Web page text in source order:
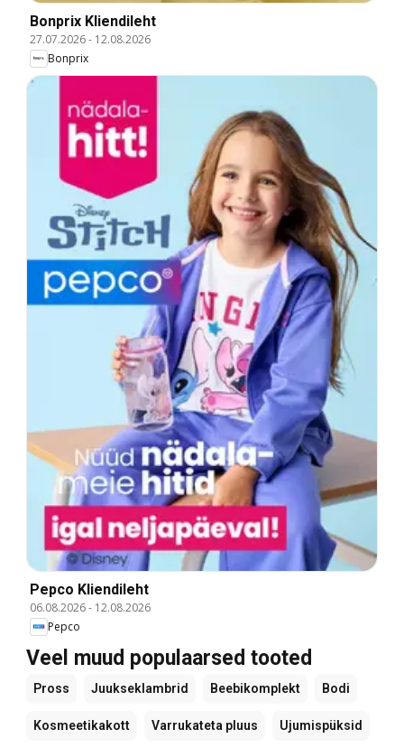
Bonprix Kliendileht
27.07.2026- 12.08.2026
Bonprix
Pepco Kliendileht
06.08.2026- 12.08.2026
Pepco
Veel muud populaarsed tooted
Pross Juukseklambrid Beebikomplekt Bodi
Kosmeetikakott Varrukateta pluus Ujumispüksid